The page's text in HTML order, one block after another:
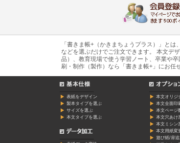
「書きま帳+（かきまちょうプラス）」と
などを選ぶだけでご注文できます。 本文デ
品）、教育現場で使う学習ノート、卒業や
刷・制作（製作）なら「書きま帳+」にお任
表紙をデザイン
製本タイプを選ぶ
サイズを選ぶ
本文タイプを選ぶ
本文オリジ
本文全面印
本文ページ
本文穴あけ
本文ミシン
本文用紙変
遊び紙/扉追